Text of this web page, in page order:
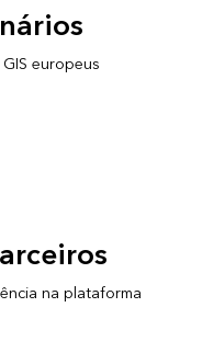
europeus
na plataforma